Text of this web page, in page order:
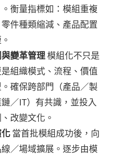
衡量指標如：模組重複
件種類縮減、產品配置
變革管理模組化不只是
組織模式、流程、價值
確保跨部門（產品／製
／IT）有共識，並投入
改變文化。
當首批模組成功後，向
／場域擴展。逐步由模